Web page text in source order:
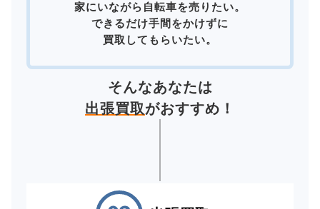
家にいながら自転車を売りたい。
できるだけ手間をかけずに
買取してもらいたい。
そんなあなたは
出張買取がおすすめ！